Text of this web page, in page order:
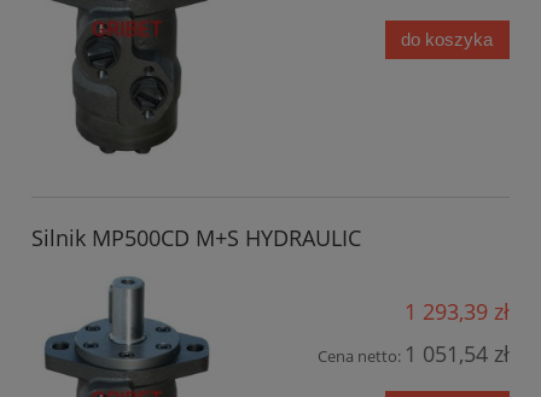
do koszyka
Silnik MP500CD M+S HYDRAULIC
1 293,39 zł
Cena netto: 1 051,54 zł